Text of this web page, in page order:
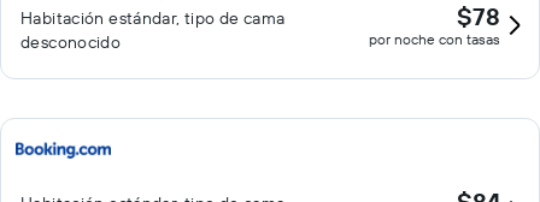
Habitación estándar, tipo de cama
desconocido
$78
por noche con tasas